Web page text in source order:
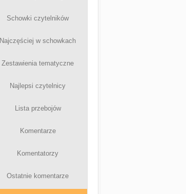
Schowki czytelników
Najczęściej w schowkach
Zestawienia tematyczne
Najlepsi czytelnicy
Lista przebojów
Komentarze
Komentatorzy
Ostatnie komentarze